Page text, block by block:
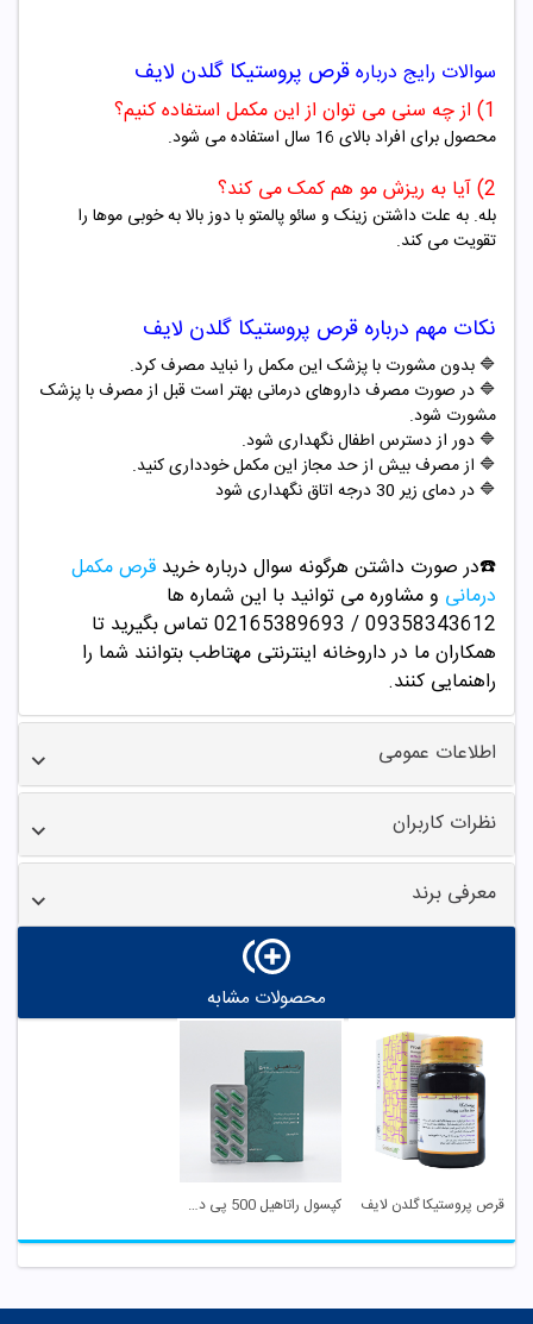
سوالات رایج دربارهقرص پروستیکا گلدن لایف
1) از چه سنی می توان از این مکمل استفاده کنیم؟
محصول برای افراد بالای 16 سال استفاده می شود.
2) آیا به ریزش مو هم کمک می کند؟
بله. به علت داشتن زینک و سائو پالمتو با دوز بالا به خوبی موها را
تقویت می کند.
نکات مهم درباره قرص پروستیکا گلدن لایف
🔷 بدون مشورت با پزشک این مکمل را نباید مصرف کرد.
🔷 در صورت مصرف داروهای درمانی بهتر است قبل از مصرف با پزشک
مشورت شود.
🔷 دور از دسترس اطفال نگهداری شود.
🔷 از مصرف بیش از حد مجاز این مکمل خودداری کنید.
🔷 در دمای زیر 30 درجه اتاق نگهداری شود
☎️در صورت داشتن هرگونه سوال درباره خرید قرص مکمل
درمانی و مشاوره می توانید با این شماره ها
09358343612 / 02165389693
تماس بگیرید تا
همکاران ما در داروخانه اینترنتی مهتاطب بتوانند شما را
راهنمایی کنند.
اطلاعات عمومی
نظرات کاربران
معرفی برند
محصولات مشابه
قرص پروستیکا گلدن لایف کپسول راتاهیل 500 پی دی آر